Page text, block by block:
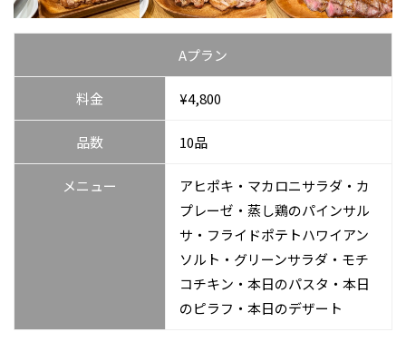
Aプラン
料金 ¥4,800
品数 10品
メニュー
アヒポキ・マカロニサラダ・カ
プレーゼ・蒸し鶏のパインサル
サ・フライドポテトハワイアン
ソルト・グリーンサラダ・モチ
コチキン・本日のパスタ・本日
のピラフ・本日のデザート